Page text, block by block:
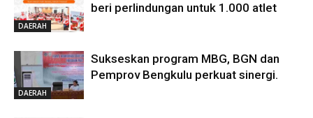
DAERAH
beri perlindungan untuk 1.000 atlet
DAERAH
Sukseskan program MBG, BGN dan
Pemprov Bengkulu perkuat sinergi.